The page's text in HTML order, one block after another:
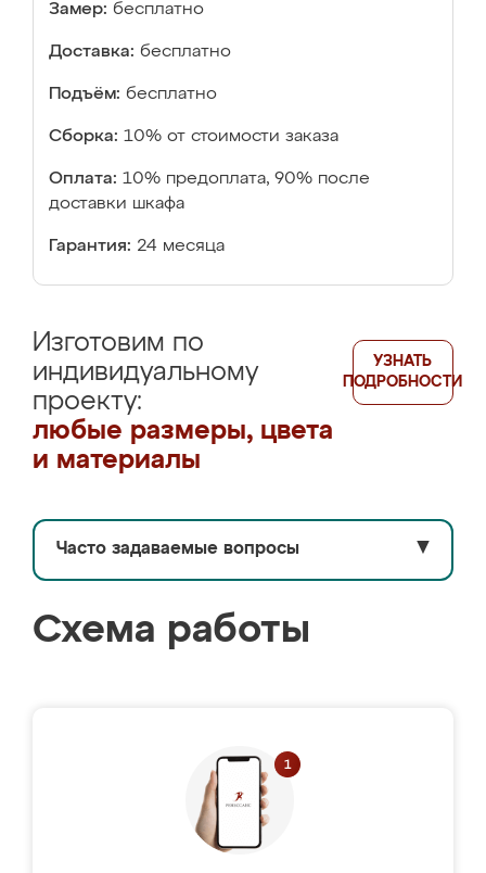
Замер: бесплатно
Доставка: бесплатно
Подъём: бесплатно
Сборка: 10% от стоимости заказа
Оплата: 10% предоплата, 90% после
доставки шкафа
Гарантия: 24 месяца
Изготовим по
индивидуальному
проекту:
любые размеры, цвета
и материалы
УЗНАТЬ
ПОДРОБНОСТИ
Часто задаваемые вопросы ▼
Схема работы